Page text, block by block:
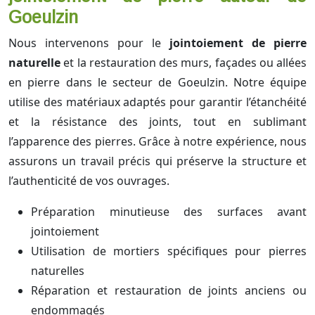
Goeulzin
Nous intervenons pour le jointoiement de pierre
naturelle et la restauration des murs, façades ou allées
en pierre dans le secteur de Goeulzin. Notre équipe
utilise des matériaux adaptés pour garantir l’étanchéité
et la résistance des joints, tout en sublimant
l’apparence des pierres. Grâce à notre expérience, nous
assurons un travail précis qui préserve la structure et
l’authenticité de vos ouvrages.
Préparation minutieuse des surfaces avant
jointoiement
Utilisation de mortiers spécifiques pour pierres
naturelles
Réparation et restauration de joints anciens ou
endommagés